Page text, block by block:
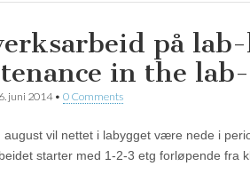
på lab-
in the
juni 2014• 0 Comments
august vil nettet i labygget være nede i
starter med 1-2-3 etg forløpende